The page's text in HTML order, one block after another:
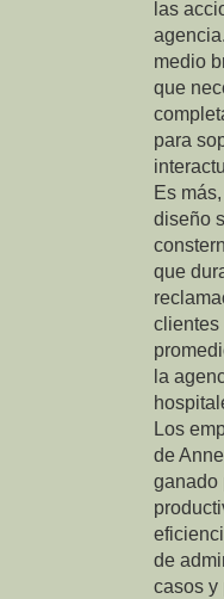
las
medio
que
para
Es
diseño
que
clientes
la
Los
de
ganado
de
casos y